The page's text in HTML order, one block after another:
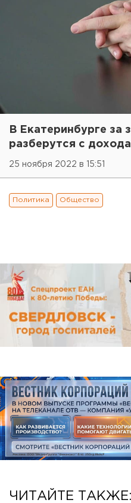
В Екатеринбурге за
разберутся с
25 ноября 2022 в 15:51
Политика Общество
ЧИТАЙТЕ ТАКЖЕ: